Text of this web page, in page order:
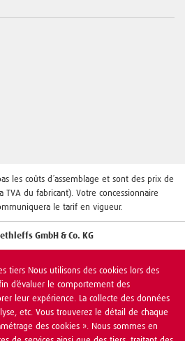
les coûts d´assemblage et sont des prix de
TVA du fabricant). Votre concessionnaire
le tarif en vigueur.
GmbH & Co. KG
tiers Nous utilisons des cookies lors des
d’évaluer le comportement des
leur expérience. La collecte des données
etc. Vous trouverez le détail de chaque
des cookies ». Nous sommes en